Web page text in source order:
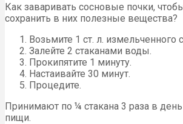
Как заваривать сосновые почки,
сохранить в них полезные вещества?
Возьмите 1 ст. л. измельченного
Залейте 2 стаканами воды.
Прокипятите 1 минуту.
Настаивайте 30 минут.
Процедите.
Принимают по ¼ стакана 3 раза в
пищи.